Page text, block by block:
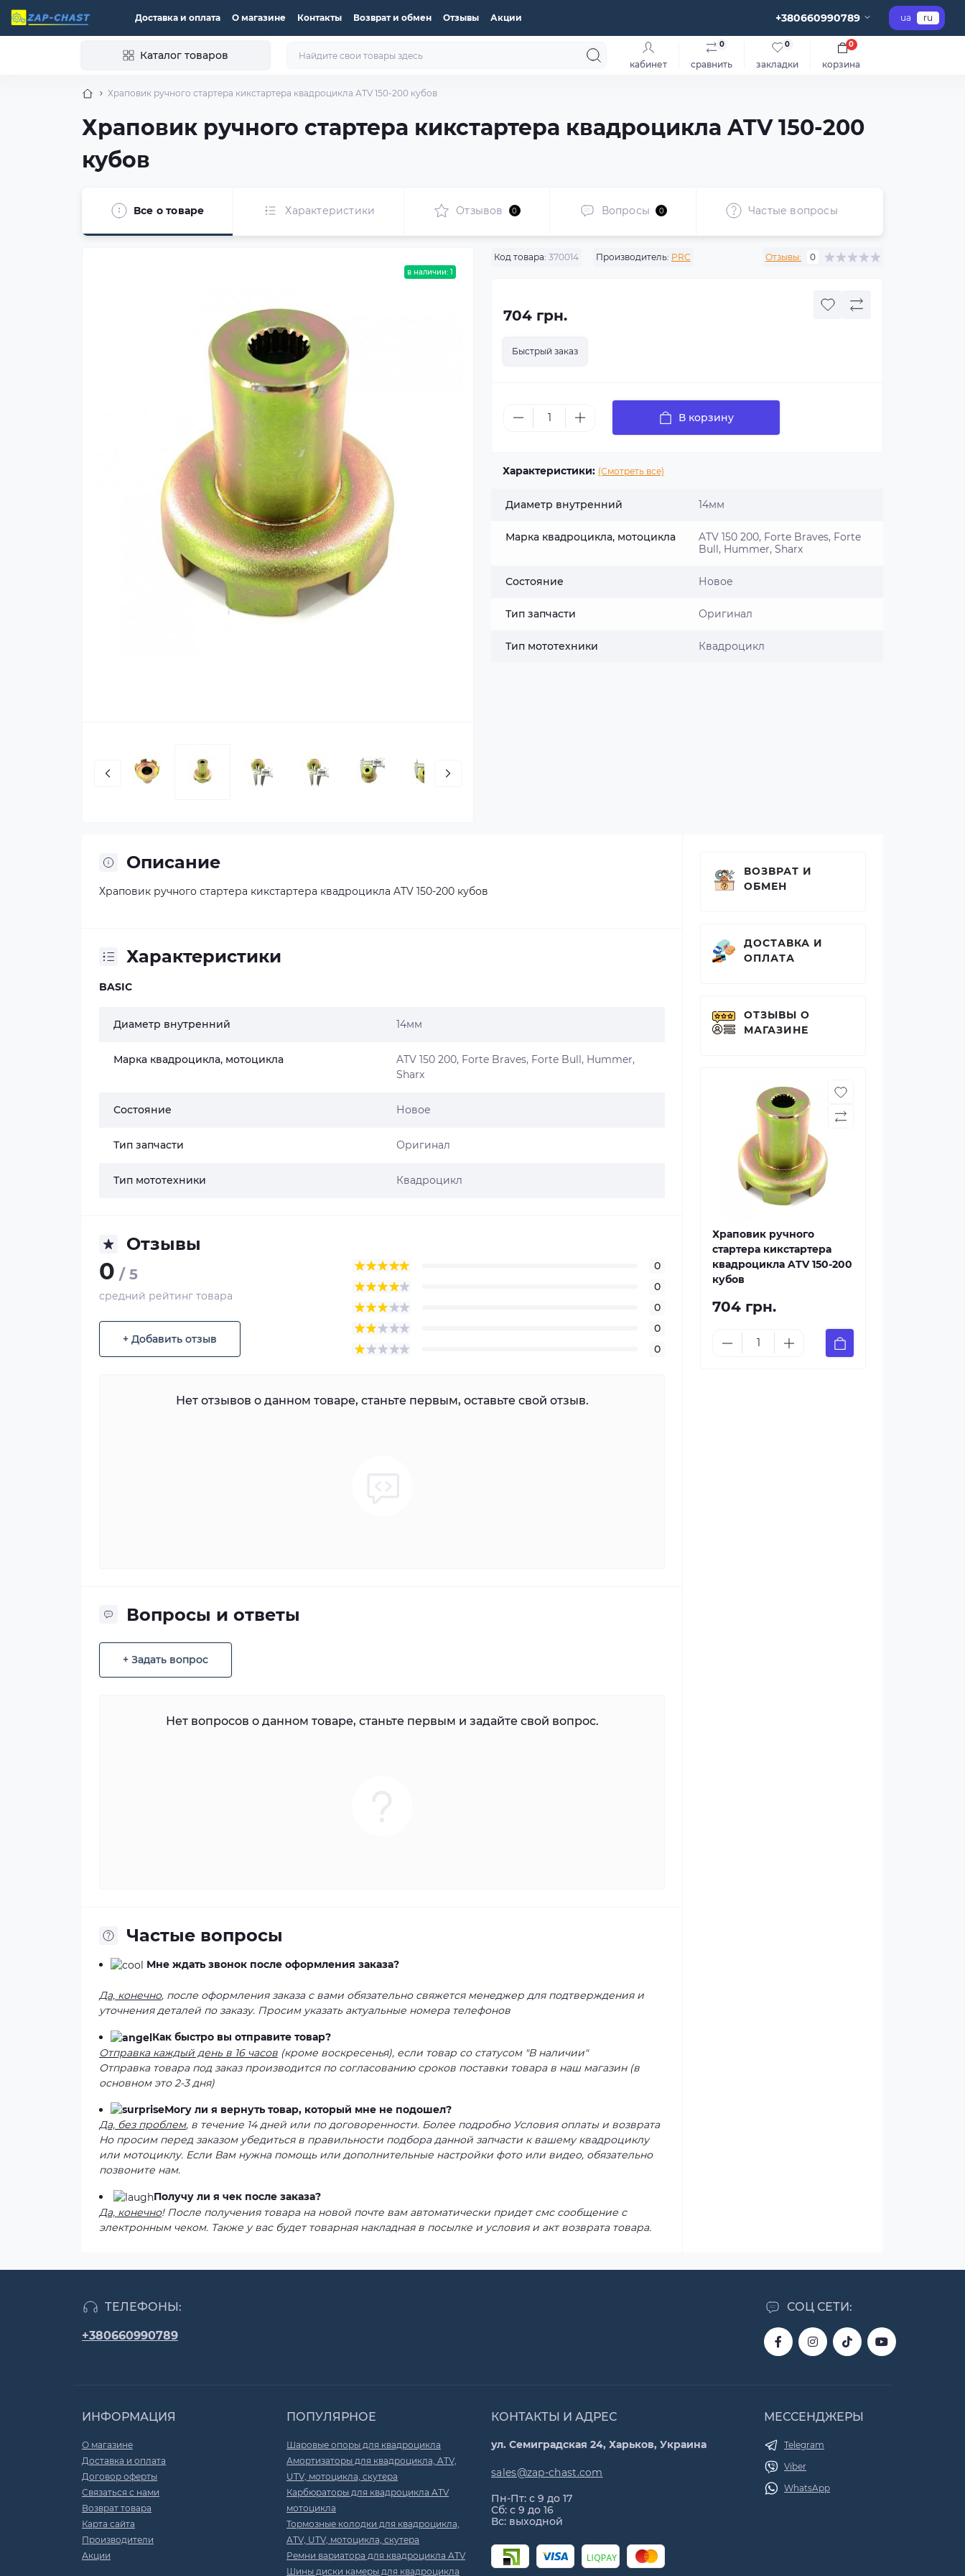
Доставка и оплата О магазине Контакты Возврат и обмен Отзывы Акции +380660990789 ua ru
Каталог товаров
кабинет сравнить
0
закладки
0
корзина
0
Храповик ручного стартера кикстартера квадроцикла ATV 150-200 кубов
Храповик ручного стартера кикстартера квадроцикла ATV 150-200
кубов
Все о товаре Характеристики Отзывов 0 Вопросы 0 Частые вопросы
в наличии: 1
Код товара: 370014 Производитель: PRC Отзывы: 0
704 грн.
Быстрый заказ
В корзину
Характеристики: (Смотреть все)
Диаметр внутренний 14мм
Марка квадроцикла, мотоцикла
ATV 150 200, Forte Braves, Forte
Bull, Hummer, Sharx
Состояние Новое
Тип запчасти Оригинал
Тип мототехники Квадроцикл
Описание
Храповик ручного стартера кикстартера квадроцикла ATV 150-200 кубов
Характеристики
BASIC
Диаметр внутренний 14мм
Марка квадроцикла, мотоцикла
ATV 150 200, Forte Braves, Forte Bull, Hummer,
Sharx
Состояние Новое
Тип запчасти Оригинал
Тип мототехники Квадроцикл
Отзывы
0 / 5
средний рейтинг товара
+ Добавить отзыв
0
0
0
0
0
Нет отзывов о данном товаре, станьте первым, оставьте свой отзыв.
Вопросы и ответы
+ Задать вопрос
Нет вопросов о данном товаре, станьте первым и задайте свой вопрос.
Частые вопросы
Мне ждать звонок после оформления заказа?
Да, конечно, после оформления заказа с вами обязательно свяжется менеджер для подтверждения и
уточнения деталей по заказу. Просим указать актуальные номера телефонов
Как быстро вы отправите товар?
Отправка каждый день в 16 часов (кроме воскресенья), если товар со статусом "В наличии"
Отправка товара под заказ производится по согласованию сроков поставки товара в наш магазин (в
основном это 2-3 дня)
Могу ли я вернуть товар, который мне не подошел?
Да, без проблем, в течение 14 дней или по договоренности. Более подробно Условия оплаты и возврата
Но просим перед заказом убедиться в правильности подбора данной запчасти к вашему квадроциклу
или мотоциклу. Если Вам нужна помощь или дополнительные настройки фото или видео, обязательно
позвоните нам.
Получу ли я чек после заказа?
Да, конечно! После получения товара на новой почте вам автоматически придет смс сообщение с
электронным чеком. Также у вас будет товарная накладная в посылке и условия и акт возврата товара.
ВОЗВРАТ И
ОБМЕН
ДОСТАВКА И
ОПЛАТА
ОТЗЫВЫ О
МАГАЗИНЕ
Храповик ручного
стартера кикстартера
квадроцикла ATV 150-200
кубов
704 грн.
ТЕЛЕФОНЫ:
+380660990789
СОЦ СЕТИ:
ИНФОРМАЦИЯ
О магазине
Доставка и оплата
Договор оферты
Связаться с нами
Возврат товара
Карта сайта
Производители
Акции
ПОПУЛЯРНОЕ
Шаровые опоры для квадроцикла
Амортизаторы для квадроцикла, ATV,
UTV, мотоцикла, скутера
Карбюраторы для квадроцикла ATV
мотоцикла
Тормозные колодки для квадроцикла,
ATV, UTV, мотоцикла, скутера
Ремни вариатора для квадроцикла ATV
Шины диски камеры для квадроцикла
КОНТАКТЫ И АДРЕС
ул. Семиградская 24, Харьков, Украина
sales@zap-chast.com
Пн-Пт: с 9 до 17
Сб: с 9 до 16
Вс: выходной
МЕССЕНДЖЕРЫ
Telegram
Viber
WhatsApp